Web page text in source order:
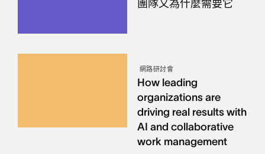
團隊又為什麼需要它
網路研討會
How leading
organizations are
driving real results with
AI and collaborative
work management